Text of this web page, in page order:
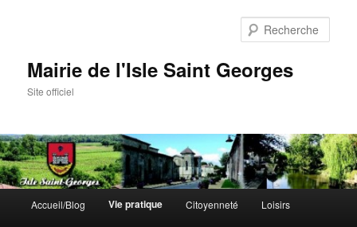
Mairie de l'Isle Saint Georges
Site officiel
principal
Accueil/Blog Vie pratique Citoyenneté Loisirs